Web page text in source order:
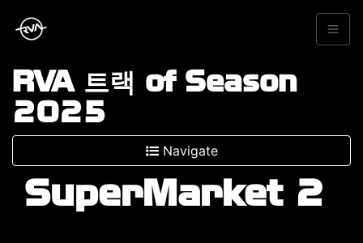
RVA 트랙 of Season
2025
Navigate
SuperMarket 2